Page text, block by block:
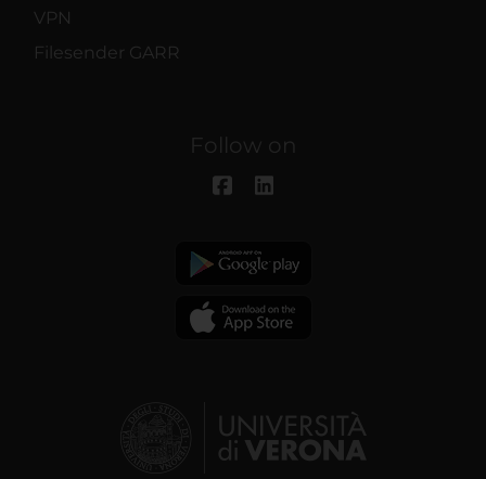
VPN
Filesender GARR
Follow on